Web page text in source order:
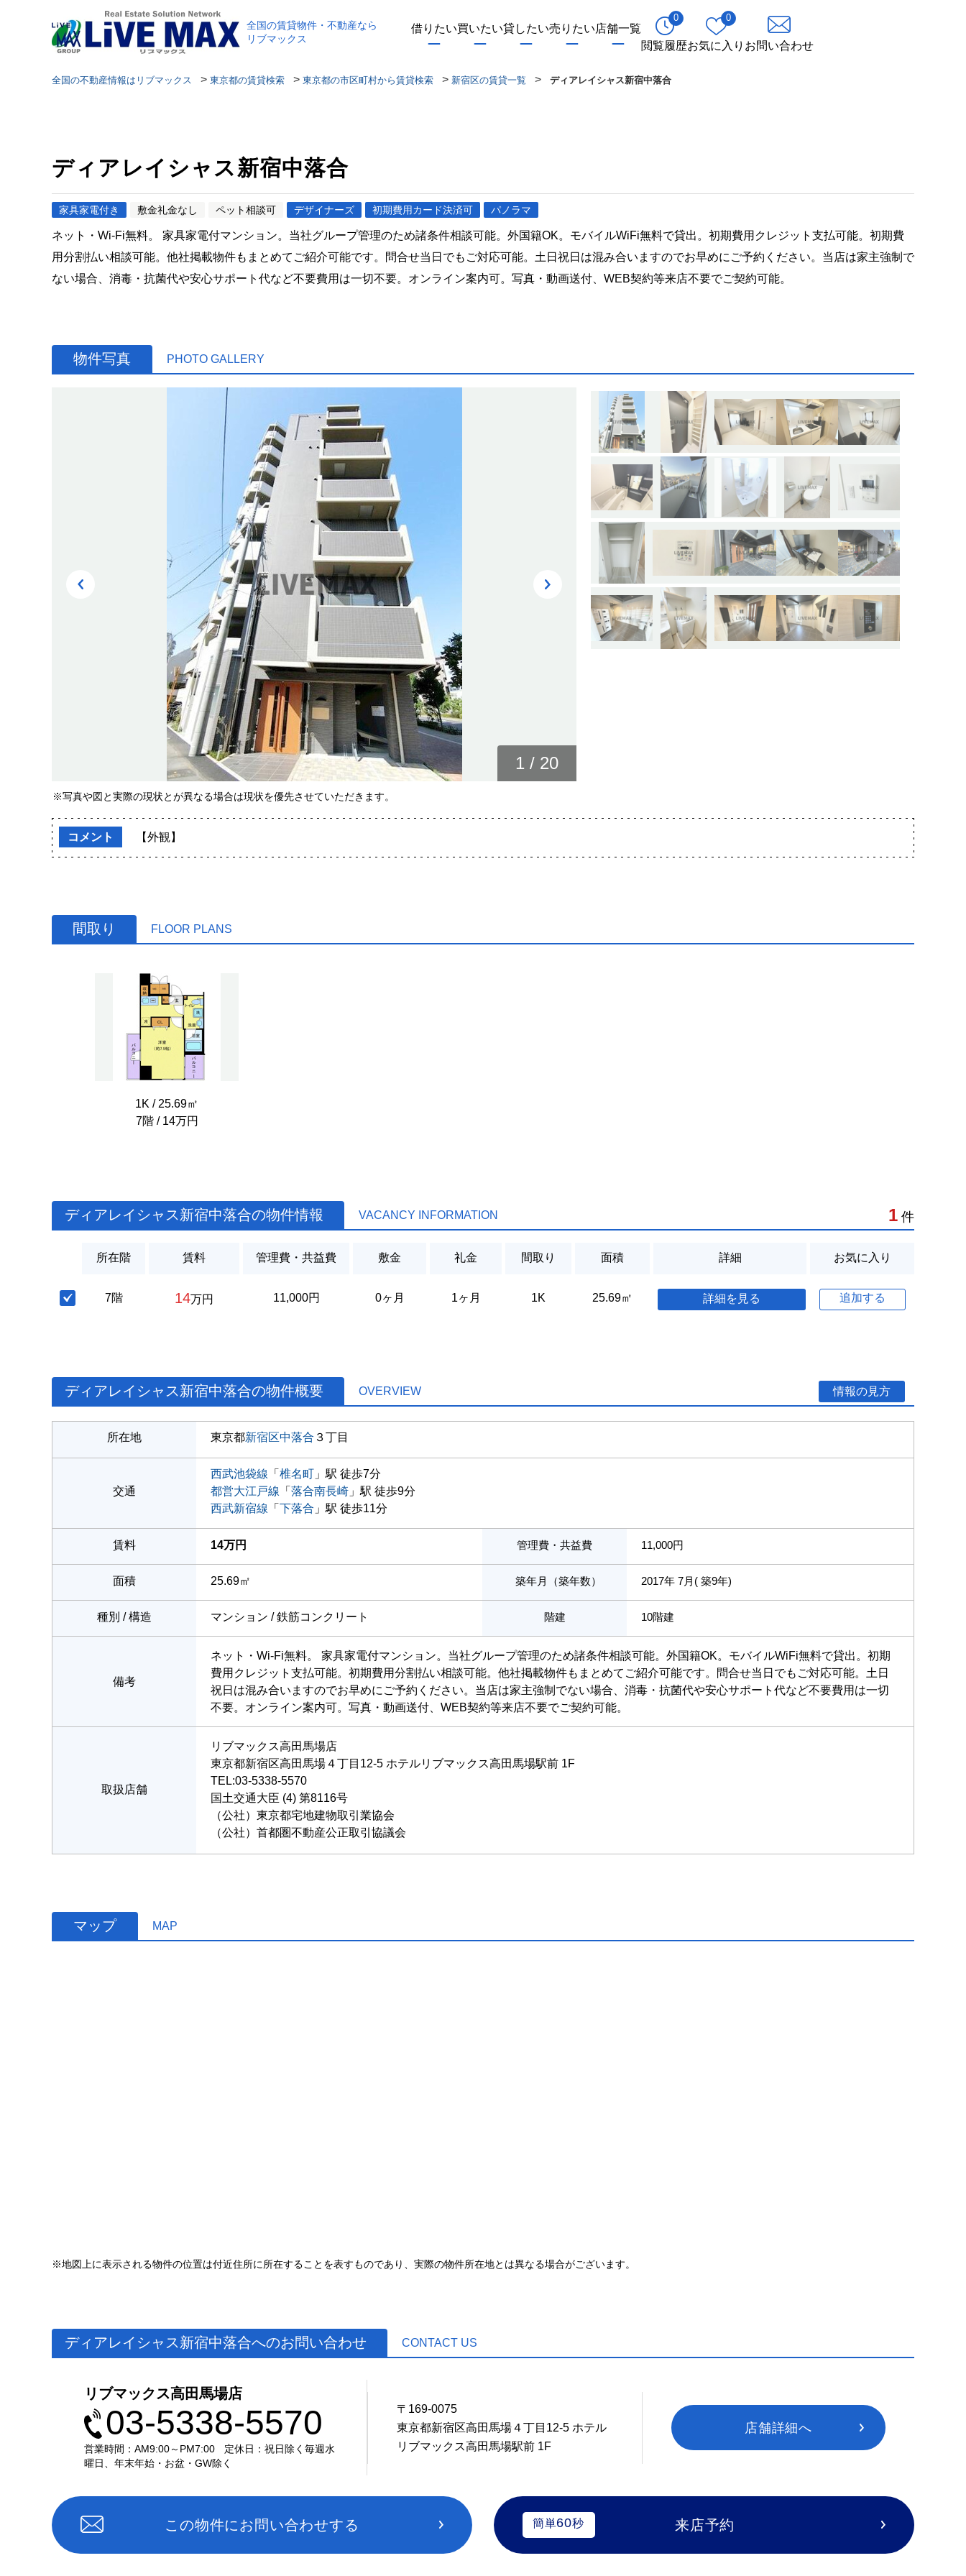
全国の賃貸物件・不動産なら
リブマックス
借りたい買いたい貸したい売りたい店舗一覧
0
閲覧履歴
0
お気に入り お問い合わせ
全国の不動産情報はリブマックス > 東京都の賃貸検索 > 東京都の市区町村から賃貸検索 > 新宿区の賃貸一覧 > ディアレイシャス新宿中落合
ディアレイシャス新宿中落合
家具家電付き 敷金礼金なし ペット相談可 デザイナーズ 初期費用カード決済可 パノラマ
ネット・Wi-Fi無料。 家具家電付マンション。当社グループ管理のため諸条件相談可能。外国籍OK。モバイルWiFi無料で貸出。初期費用クレジット支払可能。初期費
用分割払い相談可能。他社掲載物件もまとめてご紹介可能です。問合せ当日でもご対応可能。土日祝日は混み合いますのでお早めにご予約ください。当店は家主強制で
ない場合、消毒・抗菌代や安心サポート代など不要費用は一切不要。オンライン案内可。写真・動画送付、WEB契約等来店不要でご契約可能。
物件写真 PHOTO GALLERY
1 / 20
※写真や図と実際の現状とが異なる場合は現状を優先させていただきます。
コメント 【外観】
間取り FLOOR PLANS
1K / 25.69㎡
7階 / 14万円
ディアレイシャス新宿中落合の物件情報 VACANCY INFORMATION 1 件
所在階 賃料 管理費・共益費 敷金 礼金 間取り 面積 詳細 お気に入り
7階 14万円 11,000円 0ヶ月 1ヶ月 1K 25.69㎡ 詳細を見る 追加する
ディアレイシャス新宿中落合の物件概要 OVERVIEW 情報の見方
所在地 東京都新宿区中落合 ３丁目
交通
西武池袋線 「 椎名町 」駅 徒歩7分
都営大江戸線 「 落合南長崎 」駅 徒歩9分
西武新宿線 「 下落合 」駅 徒歩11分
賃料 14万円 管理費・共益費 11,000円
面積 25.69㎡ 築年月（築年数） 2017年 7月( 築9年)
種別 / 構造 マンション / 鉄筋コンクリート 階建 10階建
備考
ネット・Wi-Fi無料。 家具家電付マンション。当社グループ管理のため諸条件相談可能。外国籍OK。モバイルWiFi無料で貸出。初期
費用クレジット支払可能。初期費用分割払い相談可能。他社掲載物件もまとめてご紹介可能です。問合せ当日でもご対応可能。土日
祝日は混み合いますのでお早めにご予約ください。当店は家主強制でない場合、消毒・抗菌代や安心サポート代など不要費用は一切
不要。オンライン案内可。写真・動画送付、WEB契約等来店不要でご契約可能。
取扱店舗
リブマックス高田馬場店
東京都新宿区高田馬場４丁目12-5 ホテルリブマックス高田馬場駅前 1F
TEL:03-5338-5570
国土交通大臣 (4) 第8116号
（公社）東京都宅地建物取引業協会
（公社）首都圏不動産公正取引協議会
マップ MAP
※地図上に表示される物件の位置は付近住所に所在することを表すものであり、実際の物件所在地とは異なる場合がございます。
ディアレイシャス新宿中落合へのお問い合わせ CONTACT US
リブマックス高田馬場店
03-5338-5570
営業時間：AM9:00～PM7:00
定休日：祝日除く毎週水
曜日、年末年始・お盆・GW除く
〒169-0075
東京都新宿区高田馬場４丁目12-5 ホテル
リブマックス高田馬場駅前 1F
店舗詳細へ
この物件にお問い合わせする 簡単60秒 来店予約